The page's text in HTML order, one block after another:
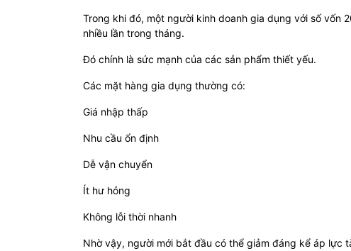
Trong khi đó, một người kinh doanh gia dụng với số vốn
nhiều lần trong tháng.
Đó chính là sức mạnh của các sản phẩm thiết yếu.
Các mặt hàng gia dụng thường có:
Giá nhập thấp
Nhu cầu ổn định
Dễ vận chuyển
Ít hư hỏng
Không lỗi thời nhanh
Nhờ vậy, người mới bắt đầu có thể giảm đáng kể áp lực